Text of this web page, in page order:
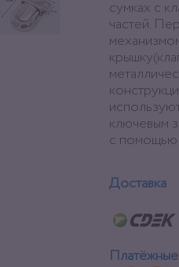
сумках с
частей.
ключевым
с помощью
Доставка